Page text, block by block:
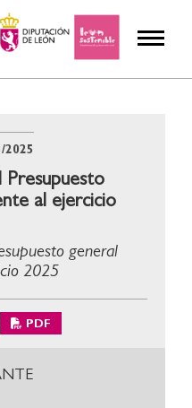
Presupuesto
al ejercicio
general
2025
2025
PDF